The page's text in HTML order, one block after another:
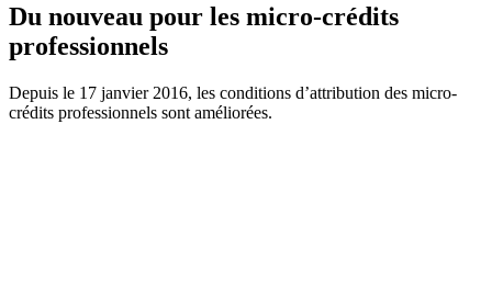
Du nouveau pour les micro-crédits
professionnels
Depuis le 17 janvier 2016, les conditions d’attribution des micro-
crédits professionnels sont améliorées.